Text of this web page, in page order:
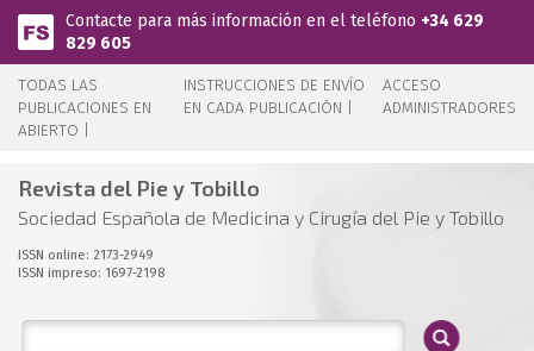
Pasar al contenido principal
Contacte para más información en el teléfono +34 629
829 605
TODAS LAS
PUBLICACIONES EN
ABIERTO |
INSTRUCCIONES DE ENVÍO
EN CADA PUBLICACIÓN |
ACCESO
ADMINISTRADORES
Revista del Pie y Tobillo
Sociedad Española de Medicina y Cirugía del Pie y Tobillo
ISSN online: 2173-2949
ISSN impreso: 1697-2198